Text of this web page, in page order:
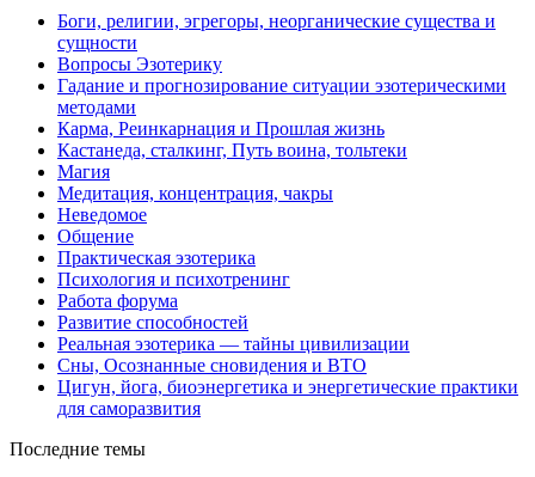
Боги, религии, эгрегоры, неорганические существа и
сущности
Вопросы Эзотерику
Гадание и прогнозирование ситуации эзотерическими
методами
Карма, Реинкарнация и Прошлая жизнь
Кастанеда, сталкинг, Путь воина, тольтеки
Магия
Медитация, концентрация, чакры
Неведомое
Общение
Практическая эзотерика
Психология и психотренинг
Работа форума
Развитие способностей
Реальная эзотерика — тайны цивилизации
Сны, Осознанные сновидения и ВТО
Цигун, йога, биоэнергетика и энергетические практики
для саморазвития
Последние темы